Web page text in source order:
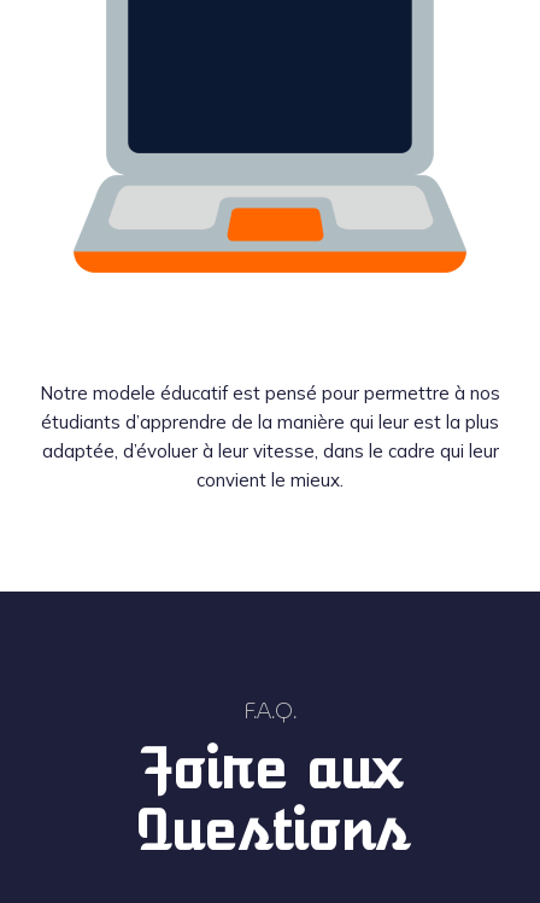
Notre modele éducatif est pensé pour permettre à nos
étudiants d’apprendre de la manière qui leur est la plus
adaptée, d’évoluer à leur vitesse, dans le cadre qui leur
convient le mieux.
F.A.Q.
Foire aux
Questions